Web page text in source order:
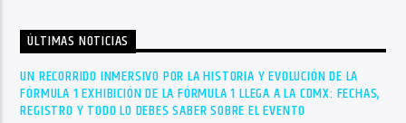
ÚLTIMAS NOTICIAS
UN RECORRIDO INMERSIVO POR LA HISTORIA Y EVOLUCIÓN DE LA
FÓRMULA 1 EXHIBICIÓN DE LA FÓRMULA 1 LLEGA A LA CDMX: FECHAS,
REGISTRO Y TODO LO DEBES SABER SOBRE EL EVENTO